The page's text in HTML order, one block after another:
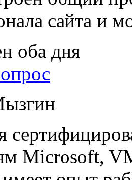
сайта и
оба дня
Microsoft,